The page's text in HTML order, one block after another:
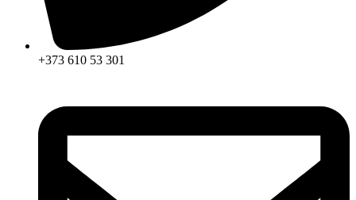
+373 610 53 301